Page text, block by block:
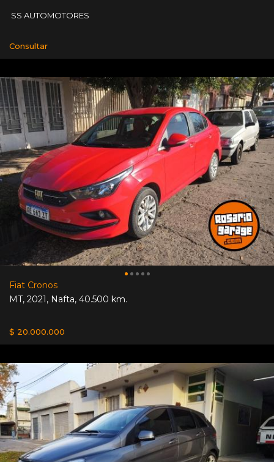
SS AUTOMOTORES
Consultar
Fiat Cronos
MT, 2021, Nafta, 40.500 km.
$ 20.000.000